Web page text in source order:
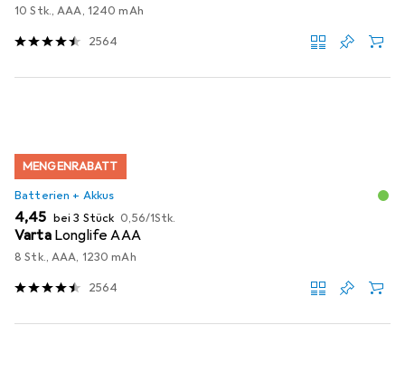
10 Stk., AAA, 1240 mAh
2564
MENGENRABATT
Batterien + Akkus
EUR
4,45 bei 3 Stück EUR
0,56/1Stk.
Varta Longlife AAA
8 Stk., AAA, 1230 mAh
2564